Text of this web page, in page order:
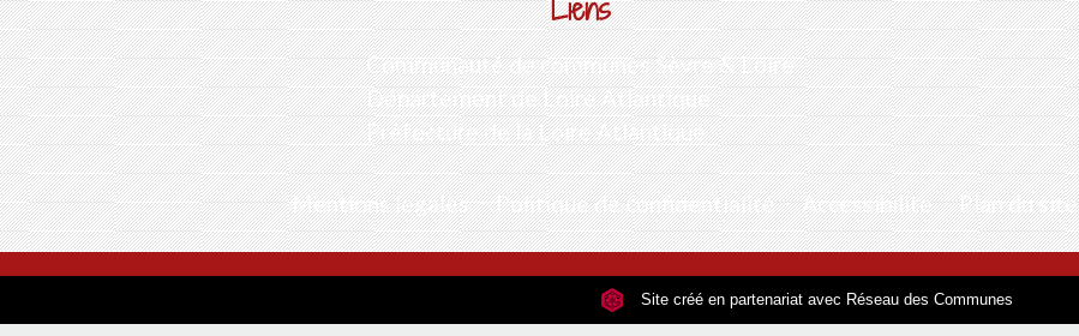
Liens
Communauté de communes Sèvre & Loire
Département de Loire Atlantique
Préfecture de la Loire Atlantique
Mentions légales - Politique de confidentialité - Accessibilité - Plan du site
Site créé en partenariat avec Réseau des Communes